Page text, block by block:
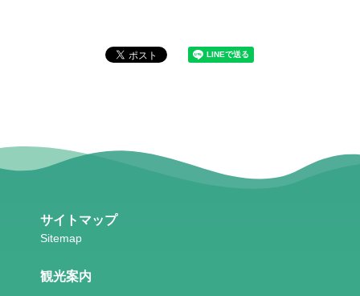
サイトマップ
観光案内